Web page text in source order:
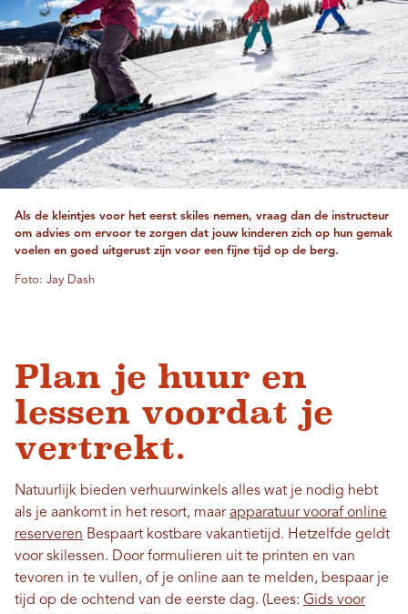
Als de kleintjes voor het eerst skiles nemen, vraag dan de instructeur
om advies om ervoor te zorgen dat jouw kinderen zich op hun gemak
voelen en goed uitgerust zijn voor een fijne tijd op de berg.
Foto: Jay Dash
Plan je huur en
lessen voordat je
vertrekt.
Natuurlijk bieden verhuurwinkels alles wat je nodig hebt
als je aankomt in het resort, maarapparatuur vooraf online
reserveren Bespaart kostbare vakantietijd. Hetzelfde geldt
voor skilessen. Door formulieren uit te printen en van
tevoren in te vullen, of je online aan te melden, bespaar je
tijd op de ochtend van de eerste dag. (Lees: Gids voor